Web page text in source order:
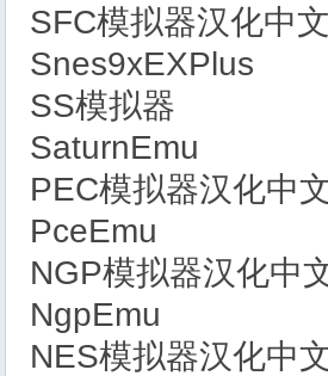
SFC模拟器汉化中
Snes9xEXPlus
SS模拟器
SaturnEmu
PEC模拟器汉化中
PceEmu
NGP模拟器汉化中
NgpEmu
NES模拟器汉化中